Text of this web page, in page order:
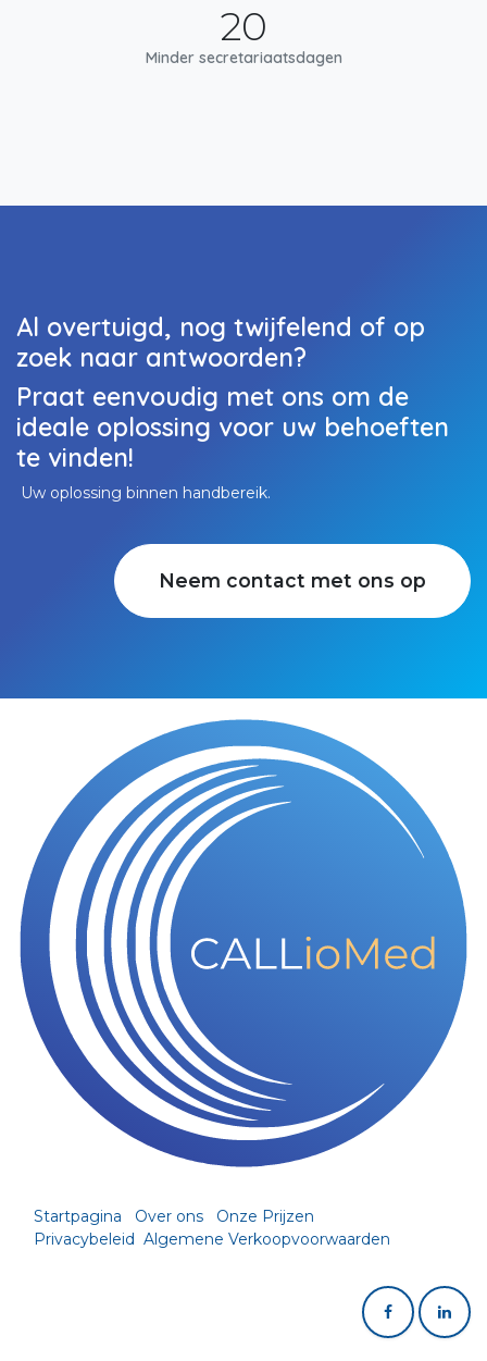
20
Minder secretariaatsdagen
Al overtuigd, nog twijfelend of op
zoek naar antwoorden?
Praat eenvoudig met ons om de
ideale oplossing voor uw behoeften
te vinden!
Uw oplossing binnen handbereik.
Neem contact met ons op
Startpagina Over ons
Onze Prijzen
Privacybeleid Algemene Verkoopvoorwaarden